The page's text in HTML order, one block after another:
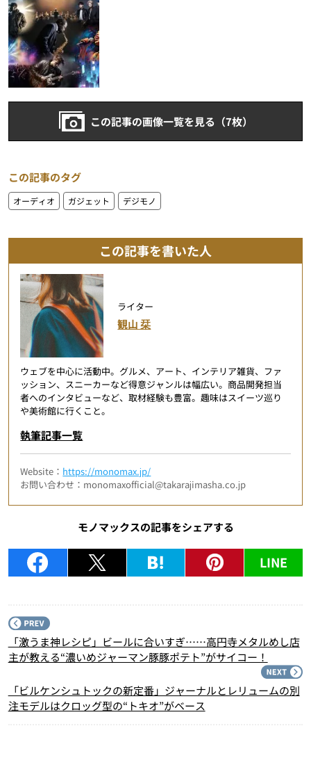
この記事の画像一覧を見る（7枚）
この記事のタグ
オーディオ ガジェット デジモノ
この記事を書いた人
ライター
観山 栞
ウェブを中心に活動中。グルメ、アート、インテリア雑貨、ファ
ッション、スニーカーなど得意ジャンルは幅広い。商品開発担当
者へのインタビューなど、取材経験も豊富。趣味はスイーツ巡り
や美術館に行くこと。
執筆記事一覧
Website： https://monomax.jp/
お問い合わせ：monomaxofficial@takarajimasha.co.jp
モノマックスの記事をシェアする
LINE
「激うま神レシピ」ビールに合いすぎ……高円寺メタルめし店
主が教える“濃いめジャーマン豚豚ポテト”がサイコー！
「ビルケンシュトックの新定番」ジャーナルとレリュームの別
注モデルはクロッグ型の“トキオ”がベース